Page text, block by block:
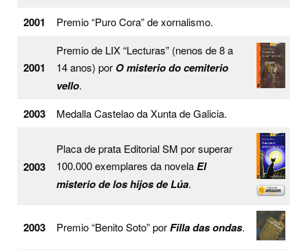
2001 Premio “Puro Cora” de xornalismo.
2001
Premio de LIX “Lecturas” (nenos de 8 a
14 anos) por O misterio do cemiterio
vello.
2003 Medalla Castelao da Xunta de Galicia.
2003
Placa de prata Editorial SM por superar
100.000 exemplares da novelaEl
misterio de los hijos de Lúa.
2003 Premio “Benito Soto” porFilla das ondas.